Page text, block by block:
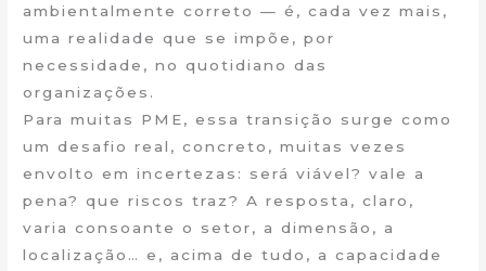
ambientalmente correto — é, cada vez mais,
uma realidade que se impõe, por
necessidade, no quotidiano das
organizações.
Para muitas PME, essa transição surge como
um desafio real, concreto, muitas vezes
envolto em incertezas: será viável? vale a
pena? que riscos traz? A resposta, claro,
varia consoante o setor, a dimensão, a
localização… e, acima de tudo, a capacidade